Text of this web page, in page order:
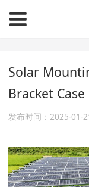
Solar
Bracket Case
发布时间：2025-01-